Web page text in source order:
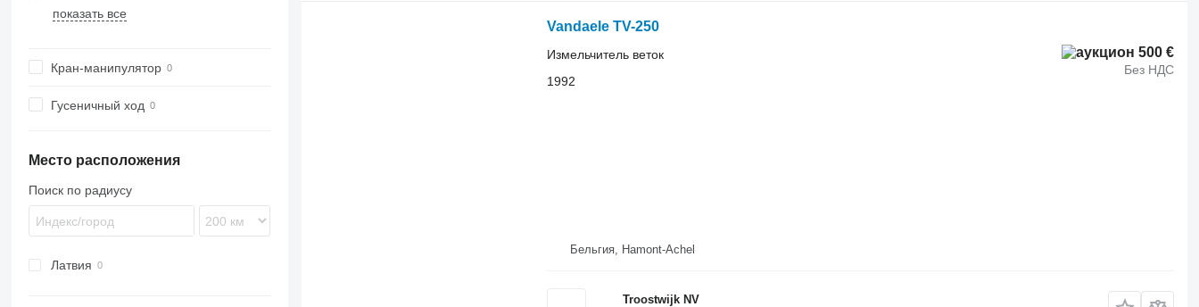
BC
FH
MZA
показать все
Кран-манипулятор
Гусеничный ход
Место расположения
Поиск по радиусу
Латвия
Vandaele TV-250
500 €
Без НДС
Измельчитель веток
1992
Бельгия, Hamont-Achel
Troostwijk NV